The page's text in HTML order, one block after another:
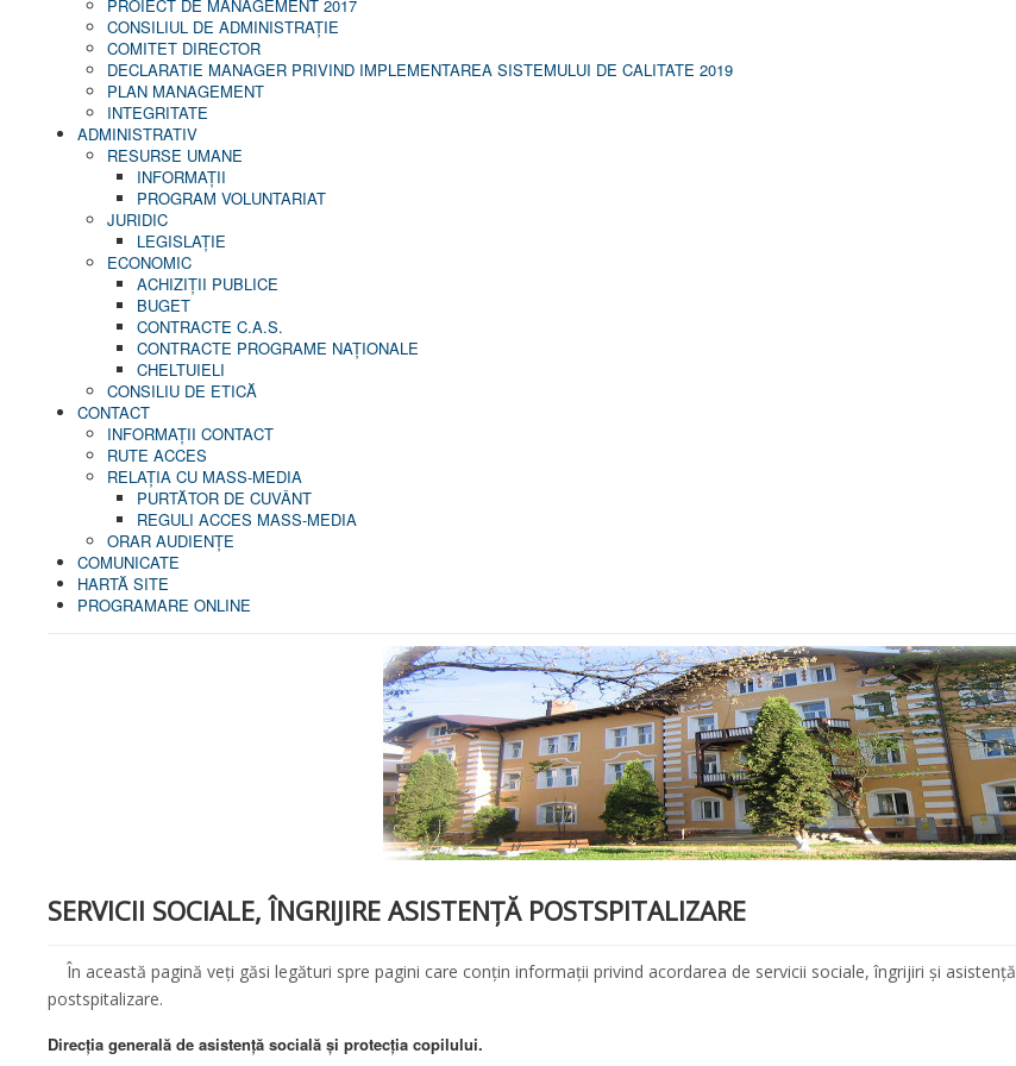
PROIECT DE MANAGEMENT 2017
CONSILIUL DE ADMINISTRAŢIE
COMITET DIRECTOR
DECLARATIE MANAGER PRIVIND IMPLEMENTAREA SISTEMULUI DE CALITATE 2019
PLAN MANAGEMENT
INTEGRITATE
ADMINISTRATIV
RESURSE UMANE
INFORMAŢII
PROGRAM VOLUNTARIAT
JURIDIC
LEGISLAȚIE
ECONOMIC
ACHIZIŢII PUBLICE
BUGET
CONTRACTE C.A.S.
CONTRACTE PROGRAME NAȚIONALE
CHELTUIELI
CONSILIU DE ETICĂ
CONTACT
INFORMAŢII CONTACT
RUTE ACCES
RELAȚIA CU MASS-MEDIA
PURTĂTOR DE CUVÂNT
REGULI ACCES MASS-MEDIA
ORAR AUDIENŢE
COMUNICATE
HARTĂ SITE
PROGRAMARE ONLINE
SERVICII SOCIALE, ÎNGRIJIRE ASISTENŢĂ POSTSPITALIZARE
În această pagină veți găsi legături spre pagini care conțin informații privind acordarea de servicii sociale, îngrijiri și asistență
postspitalizare.
Direcția generală de asistență socială și protecția copilului.